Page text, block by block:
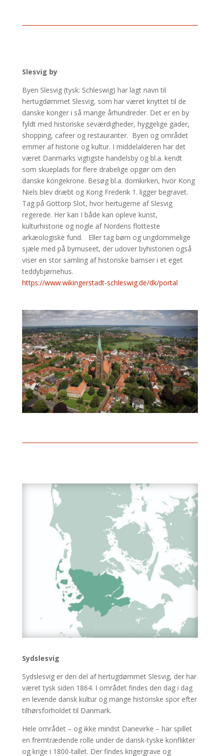
Slesvig by
Byen Slesvig (tysk: Schleswig) har lagt navn til
hertugdømmet Slesvig, som har været knyttet til de
danske konger i så mange århundreder. Det er en by
fyldt med historiske seværdigheder, hyggelige gader,
shopping, cafeer og restauranter. Byen og området
emmer af historie og kultur. I middelalderen har det
været Danmarks vigtigste handelsby og bl.a. kendt
som skueplads for flere drabelige opgør om den
danske kongekrone. Besøg bl.a. domkirken, hvor Kong
Niels blev dræbt og Kong Frederik 1. ligger begravet.
Tag på Gottorp Slot, hvor hertugerne af Slesvig
regerede. Her kan I både kan opleve kunst,
kulturhistorie og nogle af Nordens flotteste
arkæologiske fund. Eller tag børn og ungdommelige
sjæle med på bymuseet, der udover byhistorien også
viser en stor samling af historiske bamser i et eget
teddybjørnehus.
https://www.wikingerstadt-schleswig.de/dk/portal
Sydslesvig
Sydslesvig er den del af hertugdømmet Slesvig, der har
været tysk siden 1864. I området findes den dag i dag
en levende dansk kultur og mange historiske spor efter
tilhørsforholdet til Danmark.
Hele området – og ikke mindst Danevirke – har spillet
en fremtrædende rolle under de dansk-tyske konflikter
og krige i 1800-tallet. Der findes krigergrave og